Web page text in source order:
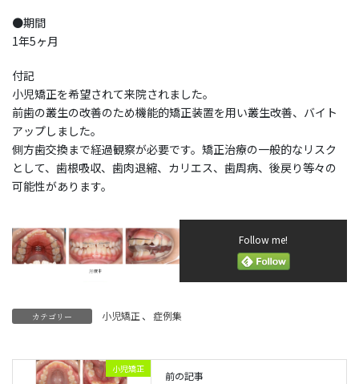
●期間
1年5ヶ月
付記
小児矯正を希望されて来院されました。
前歯の叢生の改善のため機能的矯正装置を用い叢生改善、バイト
アップしました。
側方歯交換まで経過観察が必要です。矯正治療の一般的なリスク
として、歯根吸収、歯肉退縮、カリエス、歯周病、後戻り等々の
可能性があります。
Follow me!
カテゴリー 小児矯正、 症例集
小児矯正
前の記事